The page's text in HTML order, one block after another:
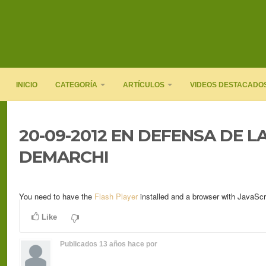
INICIO CATEGORÍA ARTÍCULOS VIDEOS
20-09-2012 EN DEFENSA DE
DEMARCHI
You need to have the Flash Player installed and a browser with
Like
Publicados 13 años hace por